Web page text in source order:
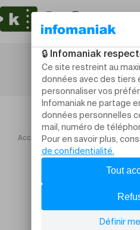
Accueil Ateliers et stages